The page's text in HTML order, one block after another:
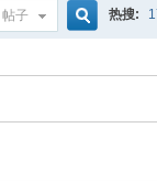
帖子 热搜: